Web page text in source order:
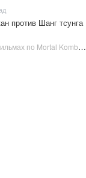
против Шанг тсунга
8 лучших боев в фильмах по Mortal Kombat: от «Смертельной битвы» до «Мортал Комбат 2» | Plugged In Ru